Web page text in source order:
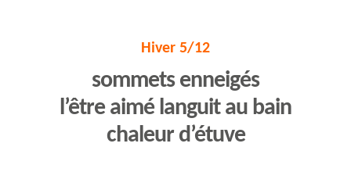
Hiver 5/12
sommets enneigés
l’être aimé languit au bain
chaleur d’étuve